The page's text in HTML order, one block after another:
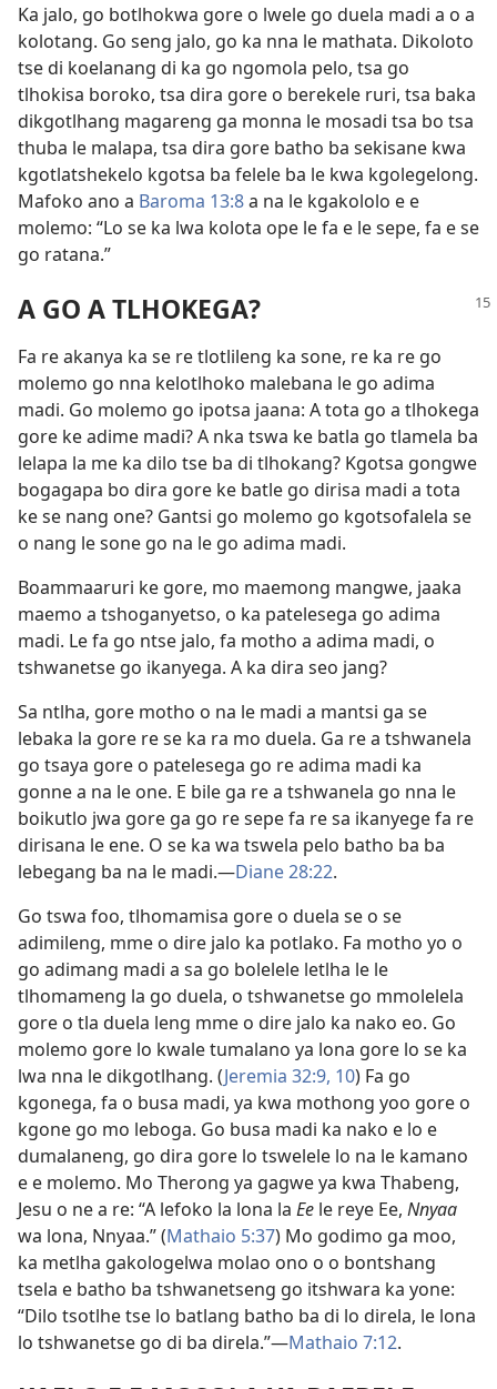
Ka jalo, go botlhokwa gore o lwele go duela madi a o a
kolotang. Go seng jalo, go ka nna le mathata. Dikoloto
tse di koelanang di ka go ngomola pelo, tsa go
tlhokisa boroko, tsa dira gore o berekele ruri, tsa baka
dikgotlhang magareng ga monna le mosadi tsa bo tsa
thuba le malapa, tsa dira gore batho ba sekisane kwa
kgotlatshekelo kgotsa ba felele ba le kwa kgolegelong.
Mafoko ano a Baroma 13:8a na le kgakololo e e
molemo: “Lo se ka lwa kolota ope le fa e le sepe, fa e se
go ratana.”
A GO A TLHOKEGA?
Fa re akanya ka se re tlotlileng ka sone, re ka re go
molemo go nna kelotlhoko malebana le go adima
madi. Go molemo go ipotsa jaana: A tota go a tlhokega
gore ke adime madi? A nka tswa ke batla go tlamela ba
lelapa la me ka dilo tse ba di tlhokang? Kgotsa gongwe
bogagapa bo dira gore ke batle go dirisa madi a tota
ke se nang one? Gantsi go molemo go kgotsofalela se
o nang le sone go na le go adima madi.
Boammaaruri ke gore, mo maemong mangwe, jaaka
maemo a tshoganyetso, o ka patelesega go adima
madi. Le fa go ntse jalo, fa motho a adima madi, o
tshwanetse go ikanyega. A ka dira seo jang?
Sa ntlha, gore motho o na le madi a mantsi ga se
lebaka la gore re se ka ra mo duela. Ga re a tshwanela
go tsaya gore o patelesega go re adima madi ka
gonne a na le one. E bile ga re a tshwanela go nna le
boikutlo jwa gore ga go re sepe fa re sa ikanyege fa re
dirisana le ene. O se ka wa tswela pelo batho ba ba
lebegang ba na le madi.—Diane 28:22.
Go tswa foo, tlhomamisa gore o duela se o se
adimileng, mme o dire jalo ka potlako. Fa motho yo o
go adimang madi a sa go bolelele letlha le le
tlhomameng la go duela, o tshwanetse go mmolelela
gore o tla duela leng mme o dire jalo ka nako eo. Go
molemo gore lo kwale tumalano ya lona gore lo se ka
lwa nna le dikgotlhang. (Jeremia 32:9, 10) Fa go
kgonega, fa o busa madi, ya kwa mothong yoo gore o
kgone go mo leboga. Go busa madi ka nako e lo e
dumalaneng, go dira gore lo tswelele lo na le kamano
e e molemo. Mo Therong ya gagwe ya kwa Thabeng,
Jesu o ne a re: “A lefoko la lona la Ee le reye Ee, Nnyaa
wa lona, Nnyaa.” (Mathaio 5:37) Mo godimo ga moo,
ka metlha gakologelwa molao ono o o bontshang
tsela e batho ba tshwanetseng go itshwara ka yone:
“Dilo tsotlhe tse lo batlang batho ba di lo direla, le lona
lo tshwanetse go di ba direla.”—Mathaio 7:12.